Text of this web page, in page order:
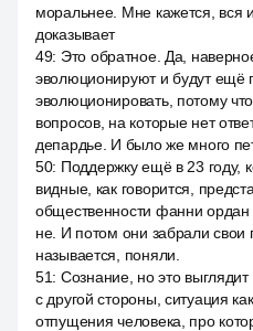
моральнее. Мне кажется, вся
доказывает
49: Это обратное. Да,
эволюционируют и будут ещё
эволюционировать, потому
вопросов, на которые нет
депардье. И было же много
50: Поддержку ещё в 23 году,
видные, как говорится,
общественности фанни ордан
не. И потом они забрали свои
называется, поняли.
51: Сознание, но это
с другой стороны, ситуация
отпущения человека, про